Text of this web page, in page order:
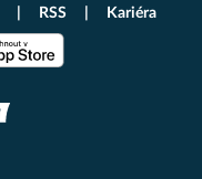
RSS Kariéra